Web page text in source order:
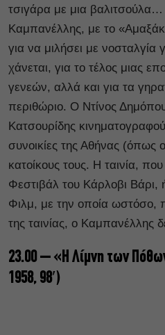
τσιγάρα με μια
Καμπανέλλης, με το
για να μιλήσει με
χάνεται, για το τέλος μιας
γενεών, αλλά και για τα
περιθώριο. Ο Ντίνος
Κατσουρίδης
συνοικίες της Αθήνας (όπως
κατοίκους τους. Η ταινία,
Φεστιβάλ του Κάρλοβι
Φιλμ, με την οποία ωστόσο,
της ταινίας, ο Καμπανέλλης
23.00 – «Η Λίμνη των
1958, 98′)